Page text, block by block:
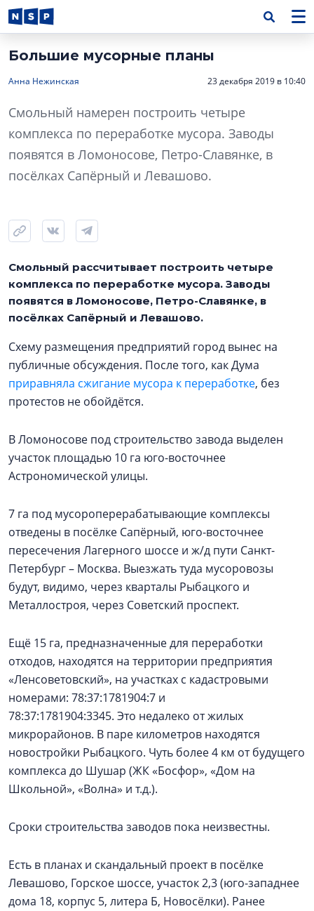
Большие мусорные планы
Анна Нежинская 23 декабря 2019 в 10:40
Смольный намерен построить четыре
комплекса по переработке мусора. Заводы
появятся в Ломоносове, Петро-Славянке, в
посёлках Сапёрный и Левашово.
Смольный рассчитывает построить четыре
комплекса по переработке мусора. Заводы
появятся в Ломоносове, Петро-Славянке, в
посёлках Сапёрный и Левашово.
Схему размещения предприятий город вынес на
публичные обсуждения. После того, как Дума
приравняла сжигание мусора к переработке, без
протестов не обойдётся.
В Ломоносове под строительство завода выделен
участок площадью 10 га юго-восточнее
Астрономической улицы.
7 га под мусороперерабатывающие комплексы
отведены в посёлке Сапёрный, юго-восточнее
пересечения Лагерного шоссе и ж/д пути Санкт-
Петербург – Москва. Выезжать туда мусоровозы
будут, видимо, через кварталы Рыбацкого и
Металлостроя, через Советский проспект.
Ещё 15 га, предназначенные для переработки
отходов, находятся на территории предприятия
«Ленсоветовский», на участках с кадастровыми
номерами: 78:37:1781904:7 и
78:37:1781904:3345. Это недалеко от жилых
микрорайонов. В паре километров находятся
новостройки Рыбацкого. Чуть более 4 км от будущего
комплекса до Шушар (ЖК «Босфор», «Дом на
Школьной», «Волна» и т.д.).
Сроки строительства заводов пока неизвестны.
Есть в планах и скандальный проект в посёлке
Левашово, Горское шоссе, участок 2,3 (юго-западнее
дома 18, корпус 5, литера Б, Новосёлки). Ранее